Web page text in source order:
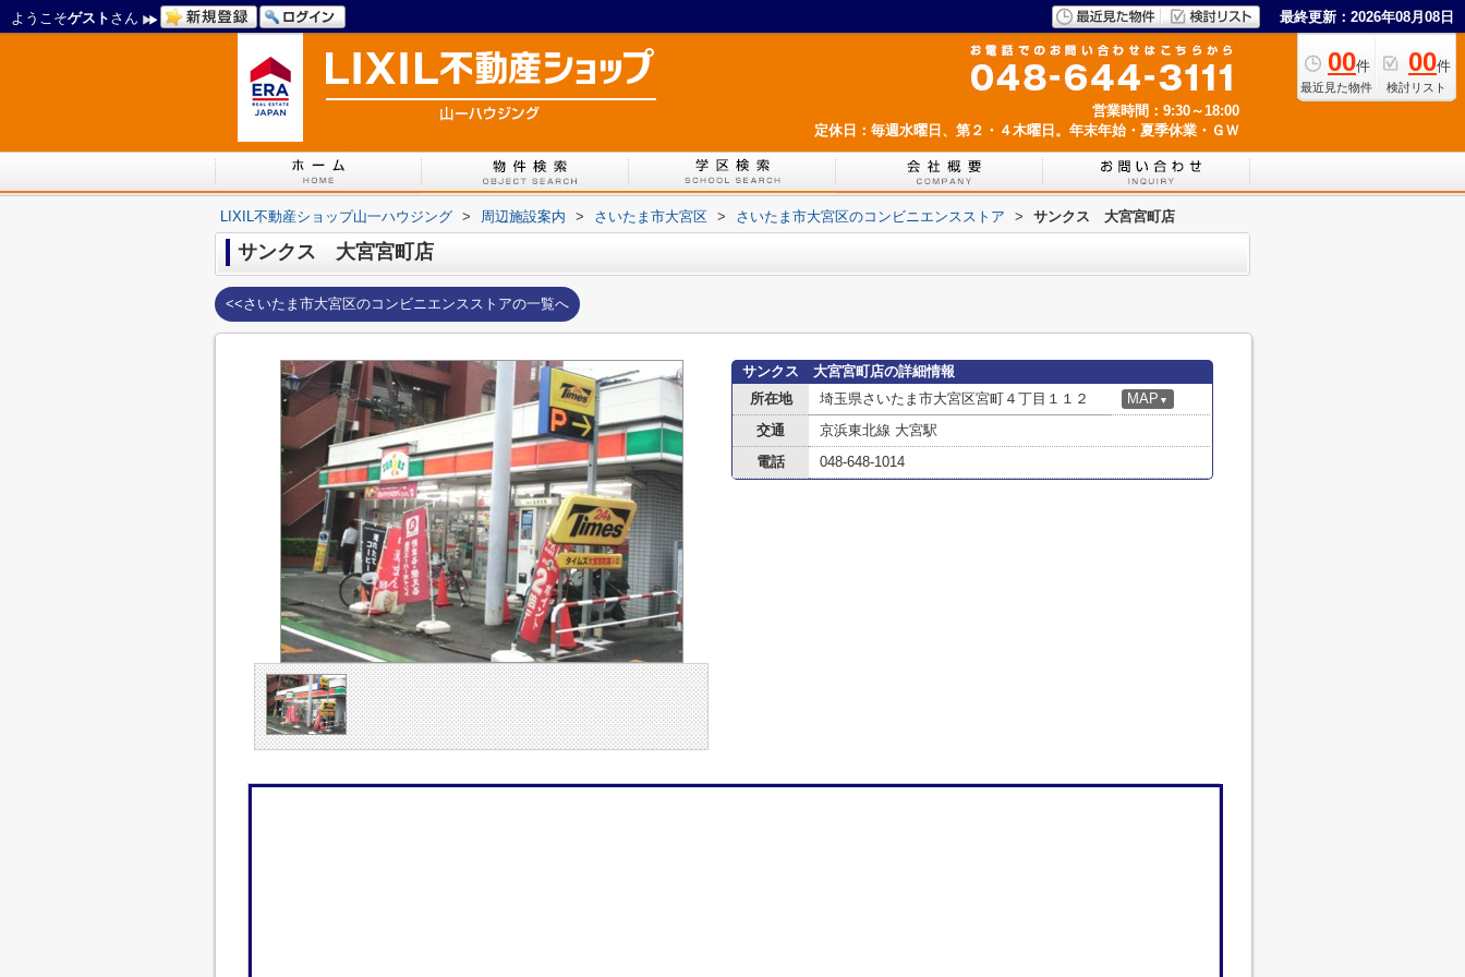
ようこそゲスト さん 最終更新：2026年08月08日
00件
最近見た物件
00件
検討リスト
営業時間：9:30～18:00
定休日：毎週水曜日、第２・４木曜日。年末年始・夏季休業・ＧＷ
LIXIL不動産ショップ山一ハウジング > 周辺施設案内 > さいたま市大宮区 > さいたま市大宮区のコンビニエンスストア > サンクス 大宮宮町店
サンクス 大宮宮町店
<<さいたま市大宮区のコンビニエンスストアの一覧へ
サンクス 大宮宮町店の詳細情報
所在地
埼玉県さいたま市大宮区宮町４丁目１１２ MAP ▼
交通
京浜東北線 大宮駅
電話
048-648-1014